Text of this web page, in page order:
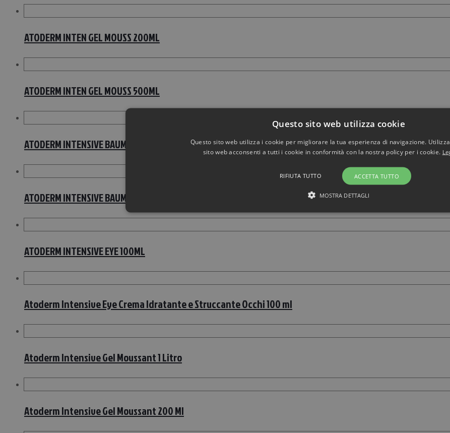
ATODERM INTEN GEL MOUSS 200ML
ATODERM INTEN GEL MOUSS 500ML
ATODERM INTENSIVE BAUME 500ML
ATODERM INTENSIVE BAUME VI75ML
ATODERM INTENSIVE EYE 100ML
Atoderm Intensive Eye Crema Idratante e Struccante Occhi 100 ml
Atoderm Intensive Gel Moussant 1 Litro
Atoderm Intensive Gel Moussant 200 Ml
Questo sito web utilizza cookie
Questo sito web utilizza i cookie per migliorare la tua esperienza di navigazione.
sito web acconsenti a tutti i cookie in conformità con la nostra policy per i cookie.
ACCETTA TUTTO
RIFIUTA TUTTO
MOSTRA DETTAGLI